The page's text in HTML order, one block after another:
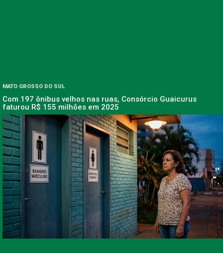
MATO GROSSO DO SUL
Com 197 ônibus velhos nas ruas, Consórcio Guaicurus
faturou R$ 155 milhões em 2025